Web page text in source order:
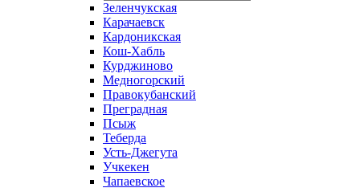
Зеленчукская
Карачаевск
Кардоникская
Кош-Хабль
Курджиново
Медногорский
Правокубанский
Преградная
Псыж
Теберда
Усть-Джегута
Учкекен
Чапаевское